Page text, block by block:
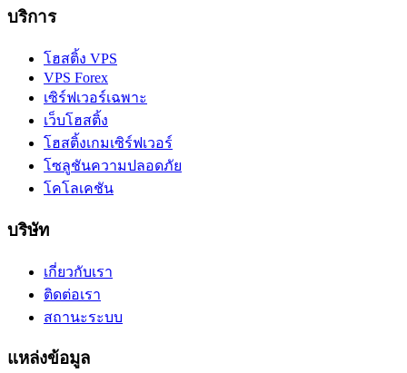
บริการ
โฮสติ้ง VPS
VPS Forex
เซิร์ฟเวอร์เฉพาะ
เว็บโฮสติ้ง
โฮสติ้งเกมเซิร์ฟเวอร์
โซลูชันความปลอดภัย
โคโลเคชัน
บริษัท
เกี่ยวกับเรา
ติดต่อเรา
สถานะระบบ
แหล่งข้อมูล